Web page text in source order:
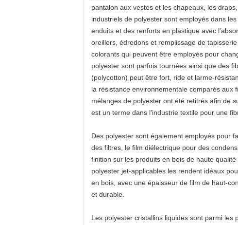
pantalon aux vestes et les chapeaux, les
industriels de polyester sont employés dans
enduits et des renforts en plastique avec
oreillers, édredons et remplissage de
colorants qui peuvent être employés pour
polyester sont parfois tournées ainsi que des
(polycotton) peut être fort, ride et larme-
la résistance environnementale comparés aux
mélanges de polyester ont été retitrés afin de
est un terme dans l'industrie textile pour une
Des polyester sont également employés pour
des filtres, le film diélectrique pour des
finition sur les produits en bois de haute
polyester jet-applicables les rendent idéaux
en bois, avec une épaisseur de film de haut-
et durable.
Les polyester cristallins liquides sont parmi